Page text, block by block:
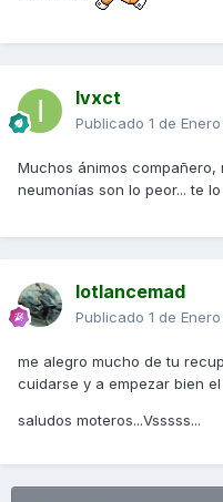
Ivxct
Publicado 1 de
Muchos ánimos compañero,
neumonías son lo peor... te
lotlancemad
Publicado 1 de
me alegro mucho de tu
cuidarse y a empezar bien el
saludos moteros...Vsssss...